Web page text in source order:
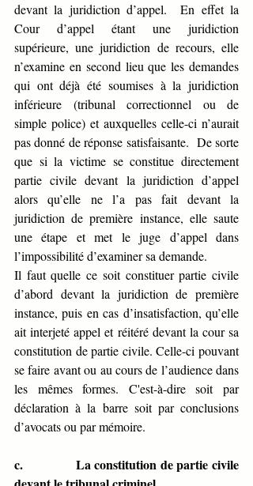
devant la juridiction d’appel.  En effet la
Cour d’appel étant une juridiction
supérieure, une juridiction de recours, elle
n’examine en second lieu que les demandes
qui ont déjà été soumises à la juridiction
inférieure (tribunal correctionnel ou de
simple police) et auxquelles celle-ci n’aurait
pas donné de réponse satisfaisante.  De sorte
que si la victime se constitue directement
partie civile devant la juridiction d’appel
alors qu’elle ne l’a pas fait devant la
juridiction de première instance, elle saute
une étape et met le juge d’appel dans
l’impossibilité d’examiner sa demande.
Il faut quelle ce soit constituer partie civile
d’abord devant la juridiction de première
instance, puis en cas d’insatisfaction, qu’elle
ait interjeté appel et réitéré devant la cour sa
constitution de partie civile. Celle-ci pouvant
se faire avant ou au cours de l’audience dans
les mêmes formes. C'est-à-dire soit par
déclaration à la barre soit par conclusions
d’avocats ou par mémoire.
c. La constitution de partie civile